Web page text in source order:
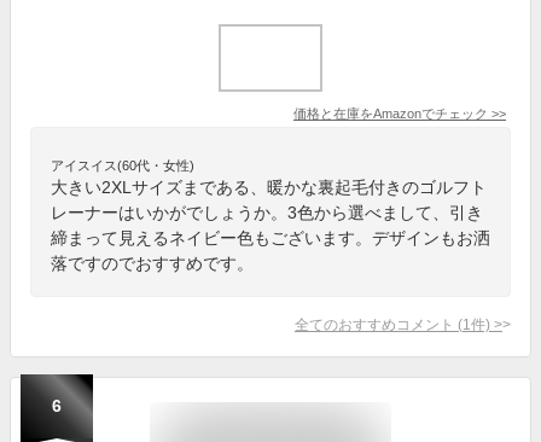
価格と在庫をAmazonでチェック >>
アイスイス(60代・女性)
大きい2XLサイズまである、暖かな裏起毛付きのゴルフト
レーナーはいかがでしょうか。3色から選べまして、引き
締まって見えるネイビー色もございます。デザインもお洒
落ですのでおすすめです。
全てのおすすめコメント (1 件) >
6